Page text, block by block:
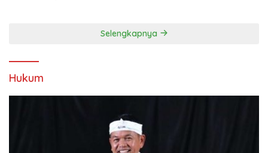
Selengkapnya
Hukum